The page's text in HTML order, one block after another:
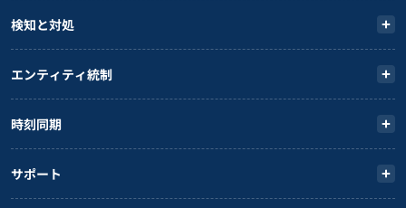
検知と対処
エンティティ統制
時刻同期
サポート